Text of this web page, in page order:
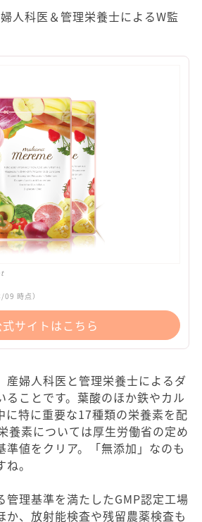
婦人科医＆管理栄養士によるW監
09 時点）
式サイトはこちら
産婦人科医と管理栄養士によるダ
ることです。葉酸のほか鉄やカル
に特に重要な17種類の栄養素を配
養素については厚生労働省の定め
準値をクリア。「無添加」なのも
。
管理基準を満たしたGMP認定工場
か、放射能検査や残留農薬検査も